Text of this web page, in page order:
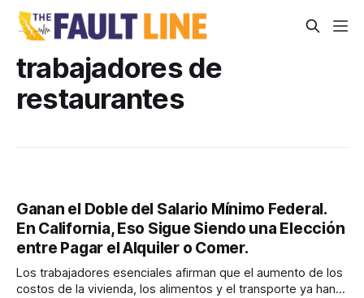
trabajadores de
restaurantes
Ganan el Doble del Salario Mínimo Federal.
En California, Eso Sigue Siendo una Elección
entre Pagar el Alquiler o Comer.
Los trabajadores esenciales afirman que el aumento de los
costos de la vivienda, los alimentos y el transporte ya han